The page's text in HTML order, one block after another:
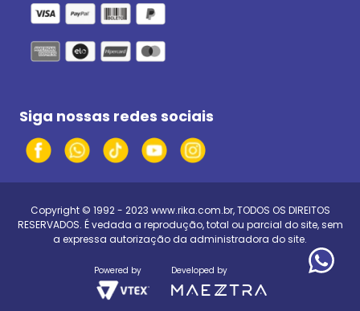
Siga nossas redes sociais
Copyright © 1992 - 2023 www.rika.com.br, TODOS OS DIREITOS
RESERVADOS. É vedada a reprodução, total ou parcial do site, sem
a expressa autorização da administradora do site.
Powered by Developed by